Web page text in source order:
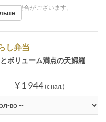
だく場合がございます。
い。
し弁当
ボリューム満点の天婦羅
¥ 1 944 (с нал.)